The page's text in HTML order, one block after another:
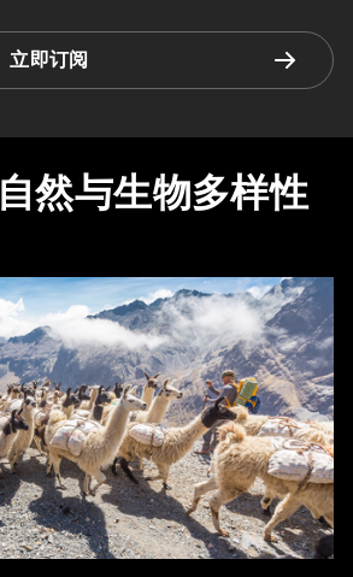
立即订阅
自然与生物多样性